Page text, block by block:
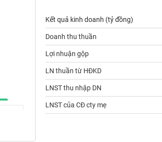
Kết quả kinh doanh (tỷ đồng)
Doanh thu thuần
Lợi nhuận gộp
LN thuần từ HĐKD
LNST thu nhập DN
LNST của CĐ cty mẹ